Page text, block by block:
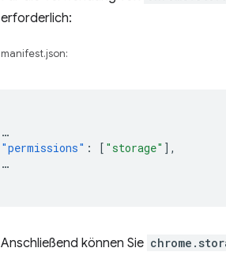
erforderlich:
manifest.json:
…
"permissions" : [ "storage" ],
…
Anschließend können Sie